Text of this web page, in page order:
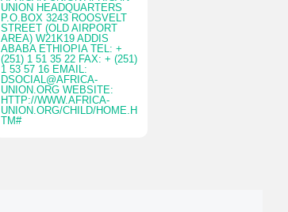
UNION HEADQUARTERS
P.O.BOX 3243 ROOSVELT
STREET (OLD AIRPORT
AREA) W21K19 ADDIS
ABABA ETHIOPIA TEL: +
(251) 1 51 35 22 FAX: + (251)
1 53 57 16 EMAIL:
DSOCIAL@AFRICA-
UNION.ORG WEBSITE:
HTTP://WWW.AFRICA-
UNION.ORG/CHILD/HOME.H
TM#